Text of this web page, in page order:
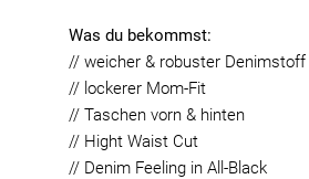
Was du bekommst:
// weicher & robuster Denimstoff
// lockerer Mom-Fit
// Taschen vorn & hinten
// Hight Waist Cut
// Denim Feeling in All-Black